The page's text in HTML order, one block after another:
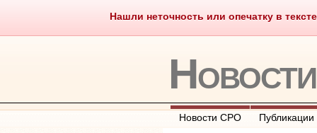
Нашли неточность или опечатку в
Саморегулирование Что
Новости СРО Публикации